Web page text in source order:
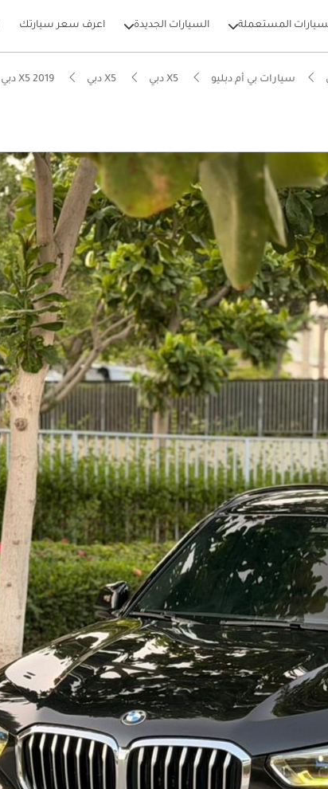
المستعملة السيارات الجديدة اعرف سعر سيارتك
سيارات بي أم دبليو